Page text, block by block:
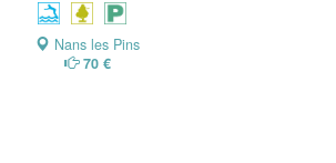
Nans les Pins
70 €